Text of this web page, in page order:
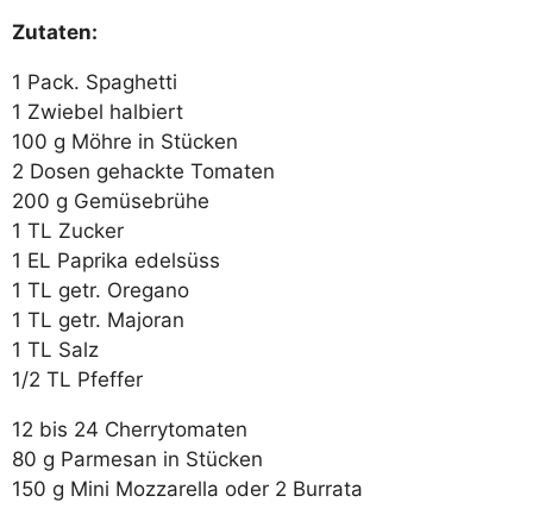
Zutaten:
1 Pack. Spaghetti
1 Zwiebel halbiert
100 g Möhre in Stücken
2 Dosen gehackte Tomaten
200 g Gemüsebrühe
1 TL Zucker
1 EL Paprika edelsüss
1 TL getr. Oregano
1 TL getr. Majoran
1 TL Salz
1/2 TL Pfeffer
12 bis 24 Cherrytomaten
80 g Parmesan in Stücken
150 g Mini Mozzarella oder 2 Burrata